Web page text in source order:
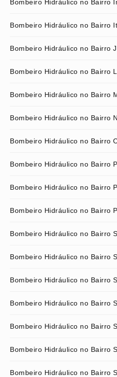
Bombeiro Hidráulico no Bairro
Bombeiro Hidráulico no Bairro
Bombeiro Hidráulico no Bairro
Bombeiro Hidráulico no Bairro
Bombeiro Hidráulico no Bairro
Bombeiro Hidráulico no Bairro
Bombeiro Hidráulico no Bairro
Bombeiro Hidráulico no Bairro
Bombeiro Hidráulico no Bairro
Bombeiro Hidráulico no Bairro
Bombeiro Hidráulico no Bairro
Bombeiro Hidráulico no Bairro
Bombeiro Hidráulico no Bairro
Bombeiro Hidráulico no Bairro
Bombeiro Hidráulico no Bairro
Bombeiro Hidráulico no Bairro
Bombeiro Hidráulico no Bairro